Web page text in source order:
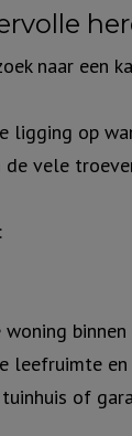
naar een
ligging op
de vele
woning
leefruimte
of